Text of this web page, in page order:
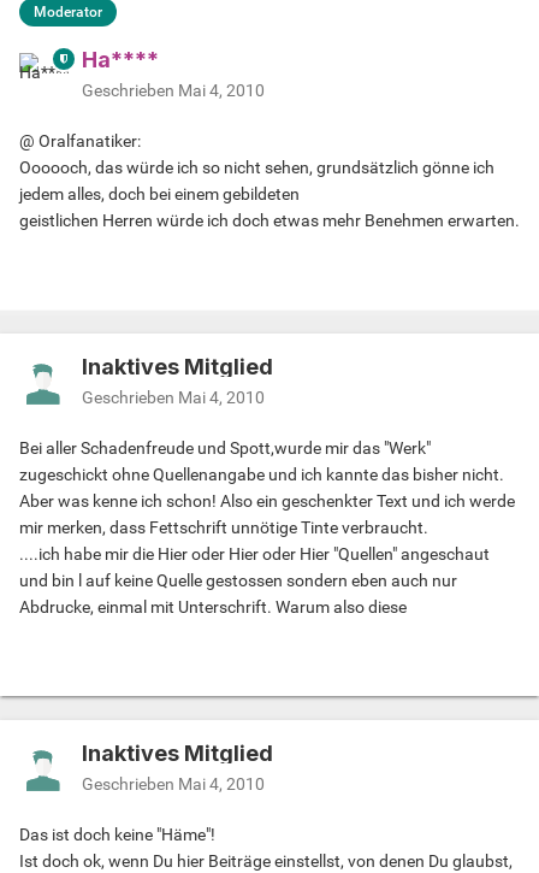
Moderator
Ha****
Geschrieben Mai 4, 2010
@ Oralfanatiker:
Oooooch, das würde ich so nicht sehen, grundsätzlich gönne ich
jedem alles, doch bei einem gebildeten
geistlichen Herren würde ich doch etwas mehr Benehmen erwarten.
Inaktives Mitglied
Geschrieben Mai 4, 2010
Bei aller Schadenfreude und Spott,wurde mir das "Werk"
zugeschickt ohne Quellenangabe und ich kannte das bisher nicht.
Aber was kenne ich schon! Also ein geschenkter Text und ich werde
mir merken, dass Fettschrift unnötige Tinte verbraucht.
....ich habe mir die Hier oder Hier oder Hier "Quellen" angeschaut
und bin l auf keine Quelle gestossen sondern eben auch nur
Abdrucke, einmal mit Unterschrift. Warum also diese
Inaktives Mitglied
Geschrieben Mai 4, 2010
Das ist doch keine "Häme"!
Ist doch ok, wenn Du hier Beiträge einstellst, von denen Du glaubst,